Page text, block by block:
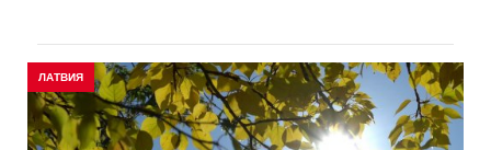
ЛАТВИЯ